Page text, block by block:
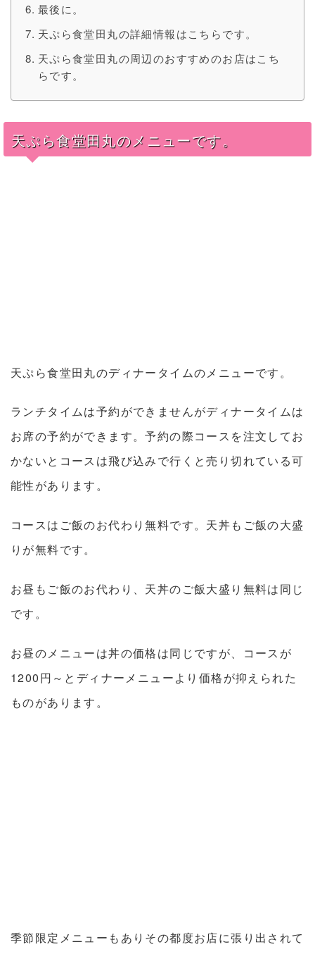
最後に。
天ぷら食堂田丸の詳細情報はこちらです。
天ぷら食堂田丸の周辺のおすすめのお店はこち
らです。
天ぷら食堂田丸のメニューです。
天ぷら食堂田丸のディナータイムのメニューです。
ランチタイムは予約ができませんがディナータイムは
お席の予約ができます。予約の際コースを注文してお
かないとコースは飛び込みで行くと売り切れている可
能性があります。
コースはご飯のお代わり無料です。天丼もご飯の大盛
りが無料です。
お昼もご飯のお代わり、天丼のご飯大盛り無料は同じ
です。
お昼のメニューは丼の価格は同じですが、コースが
1200円～とディナーメニューより価格が抑えられた
ものがあります。
季節限定メニューもありその都度お店に張り出されて